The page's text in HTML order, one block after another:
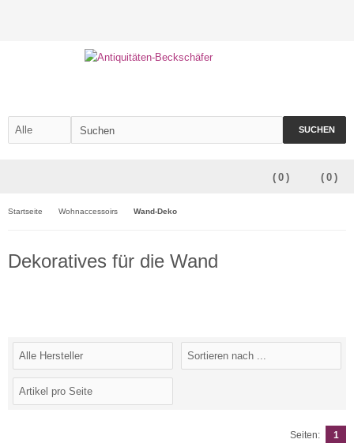
SUCHEN
( 0 )
( 0 )
Startseite Wohnaccessoirs Wand-Deko
Dekoratives für die Wand
Seiten: 1